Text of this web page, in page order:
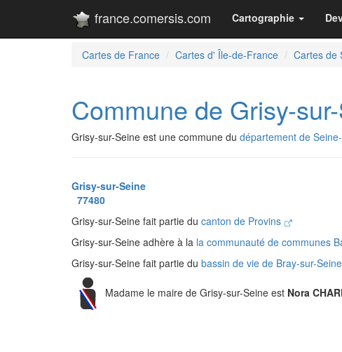
france.comersis.com Cartographie
Cartes de France Cartes d' Île-de-France Cartes de
Commune de Grisy-
Grisy-sur-Seine est une commune du département de
Grisy-sur-Seine
77480
Grisy-sur-Seine fait partie du canton de Provins
Grisy-sur-Seine adhère à la la communauté de communes
Grisy-sur-Seine fait partie du bassin de vie de Bray-sur-Seine
Madame le maire de Grisy-sur-Seine est Nora